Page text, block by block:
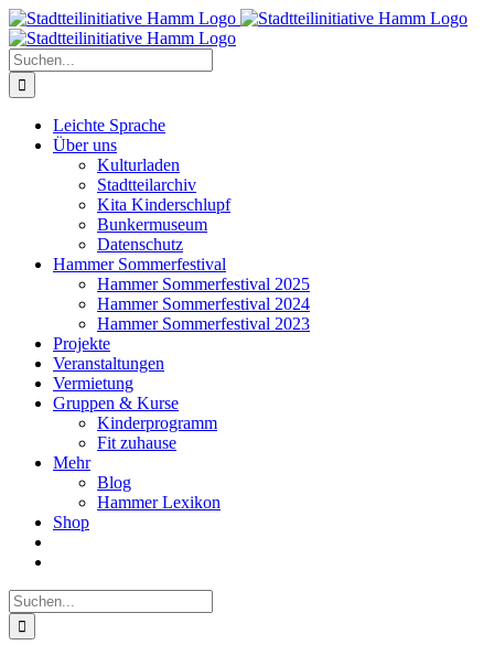
Zum
Inhalt
springen
Suche
nach:
Leichte Sprache
Über uns
Kulturladen
Stadtteilarchiv
Kita Kinderschlupf
Bunkermuseum
Datenschutz
Hammer Sommerfestival
Hammer Sommerfestival 2025
Hammer Sommerfestival 2024
Hammer Sommerfestival 2023
Projekte
Veranstaltungen
Vermietung
Gruppen & Kurse
Kinderprogramm
Fit zuhause
Mehr
Blog
Hammer Lexikon
Shop
Suche
nach: